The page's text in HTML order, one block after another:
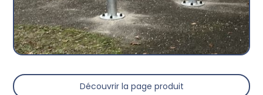
Découvrir la page produit